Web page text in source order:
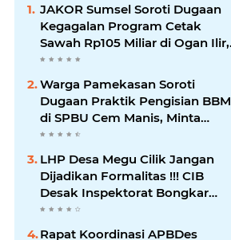
JAKOR Sumsel Soroti Dugaan
Kegagalan Program Cetak
Sawah Rp105 Miliar di Ogan Ilir,
Desak Kadis Pertanian Mundur
Warga Pamekasan Soroti
Dugaan Praktik Pengisian BBM
di SPBU Cem Manis, Minta
Klarifikasi dan Pengawasan
LHP Desa Megu Cilik Jangan
Dijadikan Formalitas !!! CIB
Desak Inspektorat Bongkar
Seluruh Fakta dan Hentikan
Rapat Koordinasi APBDes